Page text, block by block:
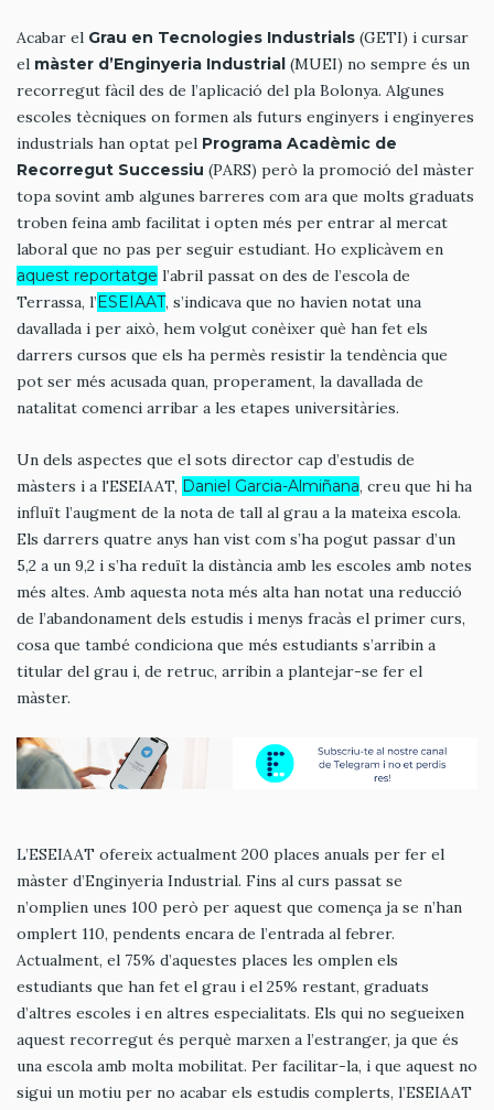
Acabar el Grau en Tecnologies Industrials (GETI) i cursar
el màster d’Enginyeria Industrial (MUEI) no sempre és un
recorregut fàcil des de l’aplicació del pla Bolonya. Algunes
escoles tècniques on formen als futurs enginyers i enginyeres
industrials han optat pel Programa Acadèmic de
Recorregut Successiu (PARS) però la promoció del màster
topa sovint amb algunes barreres com ara que molts graduats
troben feina amb facilitat i opten més per entrar al mercat
laboral que no pas per seguir estudiant. Ho explicàvem en
aquest reportatge l’abril passat on des de l’escola de
Terrassa, l’ESEIAAT, s’indicava que no havien notat una
davallada i per això, hem volgut conèixer què han fet els
darrers cursos que els ha permès resistir la tendència que
pot ser més acusada quan, properament, la davallada de
natalitat comenci arribar a les etapes universitàries.
Un dels aspectes que el sots director cap d’estudis de
màsters i a l'ESEIAAT, Daniel Garcia-Almiñana, creu que hi ha
influït l’augment de la nota de tall al grau a la mateixa escola.
Els darrers quatre anys han vist com s’ha pogut passar d’un
5,2 a un 9,2 i s’ha reduït la distància amb les escoles amb notes
més altes. Amb aquesta nota més alta han notat una reducció
de l’abandonament dels estudis i menys fracàs el primer curs,
cosa que també condiciona que més estudiants s’arribin a
titular del grau i, de retruc, arribin a plantejar-se fer el
màster.
L’ESEIAAT ofereix actualment 200 places anuals per fer el
màster d’Enginyeria Industrial. Fins al curs passat se
n’omplien unes 100 però per aquest que comença ja se n’han
omplert 110, pendents encara de l’entrada al febrer.
Actualment, el 75% d’aquestes places les omplen els
estudiants que han fet el grau i el 25% restant, graduats
d’altres escoles i en altres especialitats. Els qui no segueixen
aquest recorregut és perquè marxen a l’estranger, ja que és
una escola amb molta mobilitat. Per facilitar-la, i que aquest no
sigui un motiu per no acabar els estudis complerts, l’ESEIAAT